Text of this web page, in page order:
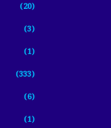
(20)
(3)
(1)
(333)
(6)
(1)